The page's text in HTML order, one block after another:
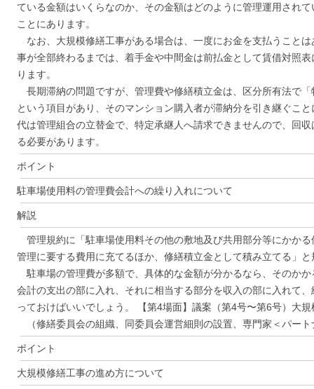
ている金額はいくらなのか、その金額はどのように管理運用され
ことにあります。
なお、大規模修繕工事がある場合は、一度にお金を支払うことは
事が全部終わるまでは、着手金や中間金は前払金として賃借対照
ります。
長期滞納の問題ですが、管理費や修繕積立金は、区分所有法で「
という項目があり、そのマンション購入者が滞納分を引き継ぐこ
代は管理組合の立替金で、特定承継人へ請求できませんので、回
る必要があります。
ポイント
駐車場使用料の管理費会計への繰り入れについて
解説
管理規約に「駐車場使用料その他の敷地及び共用部分等にかかる
管理に要する費用に充てるほか、修繕積立金として積み立てる」
駐車場の管理費が多額で、具体的な金額が分かるなら、そのかか
会計の支出の部に入れ、それに相当する部分を収入の部に入れて
っておけばいいでしょう。 【第4場面】議案（第4号〜第6号）大
（修繕委員会の組織、同委員会運営細則の設置、専門家＜パート
ポイント
大規模修繕工事の進め方について